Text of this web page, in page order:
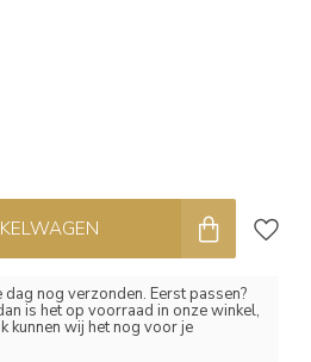
nog verzonden. Eerst passen?
is het op voorraad in onze winkel,
kunnen wij het nog voor je